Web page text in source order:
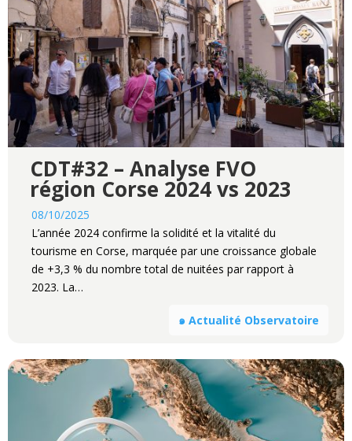
CDT#32 – Analyse FVO
région Corse 2024 vs 2023
08/10/2025
L’année 2024 confirme la solidité et la vitalité du
tourisme en Corse, marquée par une croissance globale
de +3,3 % du nombre total de nuitées par rapport à
2023. La…
๑ Actualité Observatoire